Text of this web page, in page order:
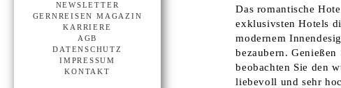
NEWSLETTER
GERNREISEN MAGAZIN
KARRIERE
AGB
DATENSCHUTZ
IMPRESSUM
KONTAKT
Das romantische
exklusivsten Hotels
modernem
bezaubern.
beobachten Sie den
liebevoll und sehr